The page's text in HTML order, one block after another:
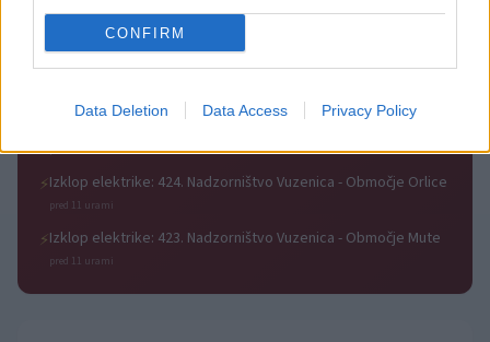
CONFIRM
Data Deletion Data Access Privacy Policy
Izklop elektrike: 425. Nadzorništvo Vuzenica - Območje
Vuhred
Izklop elektrike: 429. Nadzorništvo Ravne - Območje Prevalje
pred 11 urami
⚡Izklop elektrike: 424. Nadzorništvo Vuzenica - Območje Orlice
pred 11 urami
⚡Izklop elektrike: 423. Nadzorništvo Vuzenica - Območje Mute
pred 11 urami